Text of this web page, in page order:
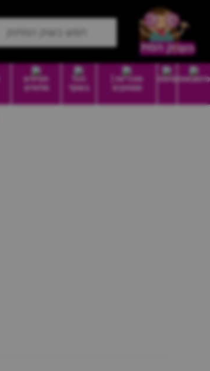
סיטונאותמזווה
סוכריות |
ממתקים
הכל
בשקל
חטיפים
מלוחים